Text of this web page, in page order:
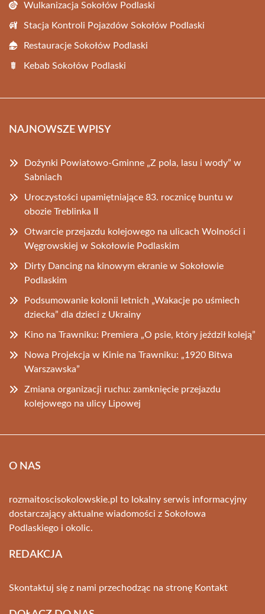
Wulkanizacja Sokołów Podlaski
Stacja Kontroli Pojazdów Sokołów Podlaski
Restauracje Sokołów Podlaski
Kebab Sokołów Podlaski
NAJNOWSZE WPISY
Dożynki Powiatowo-Gminne „Z pola, lasu i wody” w
Sabniach
Uroczystości upamiętniające 83. rocznicę buntu w
obozie Treblinka II
Otwarcie przejazdu kolejowego na ulicach Wolności i
Węgrowskiej w Sokołowie Podlaskim
Dirty Dancing na kinowym ekranie w Sokołowie
Podlaskim
Podsumowanie kolonii letnich „Wakacje po uśmiech
dziecka” dla dzieci z Ukrainy
Kino na Trawniku: Premiera „O psie, który jeździł koleją”
Nowa Projekcja w Kinie na Trawniku: „1920 Bitwa
Warszawska”
Zmiana organizacji ruchu: zamknięcie przejazdu
kolejowego na ulicy Lipowej
O NAS
rozmaitoscisokolowskie.pl to lokalny serwis informacyjny
dostarczający aktualne wiadomości z Sokołowa
Podlaskiego i okolic.
REDAKCJA
Skontaktuj się z nami przechodząc na stronę Kontakt